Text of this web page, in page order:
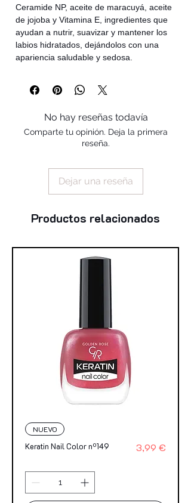
Ceramide NP, aceite de maracuyá, aceite
de jojoba y Vitamina E, ingredientes que
ayudan a nutrir, suavizar y mantener los
labios hidratados, dejándolos con una
apariencia saludable y sedosa.
No hay reseñas todavía
Comparte tu opinión. Deja la primera
reseña.
Dejar una reseña
Productos relacionados
NUEVO
Keratin Nail Color nº149 Precio
3,99 €